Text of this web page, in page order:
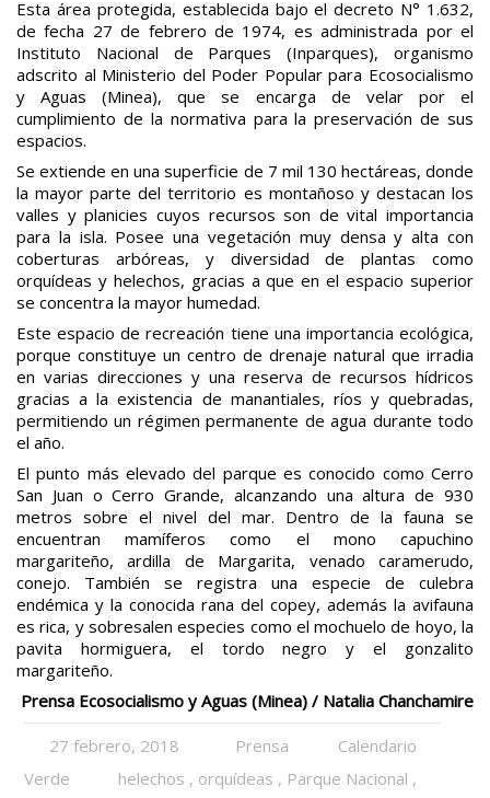
Esta área protegida, establecida bajo el decreto N° 1.632,
de fecha 27 de febrero de 1974, es administrada por el
Instituto Nacional de Parques (Inparques), organismo
adscrito al Ministerio del Poder Popular para Ecosocialismo
y Aguas (Minea), que se encarga de velar por el
cumplimiento de la normativa para la preservación de sus
espacios.
Se extiende en una superficie de 7 mil 130 hectáreas, donde
la mayor parte del territorio es montañoso y destacan los
valles y planicies cuyos recursos son de vital importancia
para la isla. Posee una vegetación muy densa y alta con
coberturas arbóreas, y diversidad de plantas como
orquídeas y helechos, gracias a que en el espacio superior
se concentra la mayor humedad.
Este espacio de recreación tiene una importancia ecológica,
porque constituye un centro de drenaje natural que irradia
en varias direcciones y una reserva de recursos hídricos
gracias a la existencia de manantiales, ríos y quebradas,
permitiendo un régimen permanente de agua durante todo
el año.
El punto más elevado del parque es conocido como Cerro
San Juan o Cerro Grande, alcanzando una altura de 930
metros sobre el nivel del mar. Dentro de la fauna se
encuentran mamíferos como el mono capuchino
margariteño, ardilla de Margarita, venado caramerudo,
conejo. También se registra una especie de culebra
endémica y la conocida rana del copey, además la avifauna
es rica, y sobresalen especies como el mochuelo de hoyo, la
pavita hormiguera, el tordo negro y el gonzalito
margariteño.
Prensa Ecosocialismo y Aguas (Minea) / Natalia Chanchamire
27 febrero, 2018 Prensa
Calendario
Verde
helechos , orquídeas , Parque Nacional ,